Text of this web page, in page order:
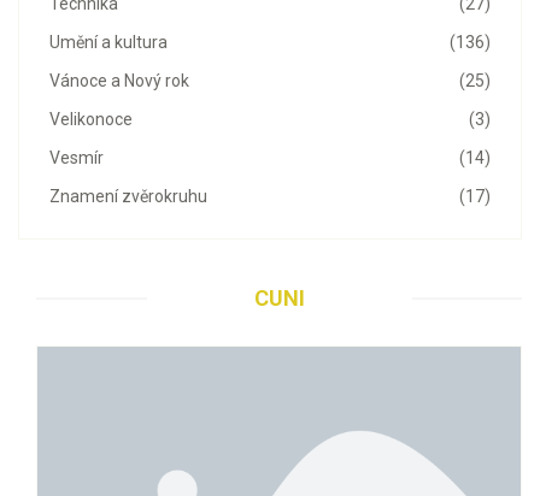
(27)
Technika
(136)
Umění a kultura
(25)
Vánoce a Nový rok
(3)
Velikonoce
(14)
Vesmír
(17)
Znamení zvěrokruhu
CUNI